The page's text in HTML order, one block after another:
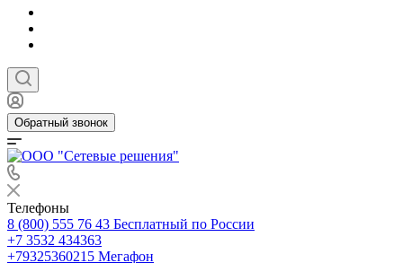
Обратный звонок
Телефоны
8 (800) 555 76 43 Бесплатный по России
+7 3532 434363
+79325360215 Мегафон